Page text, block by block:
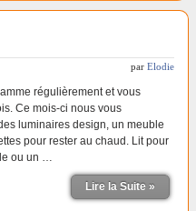
par Elodie
régulièrement et vous
Ce mois-ci nous vous
luminaires design, un meuble
pour rester au chaud. Lit pour
ou un …
Lire la Suite »